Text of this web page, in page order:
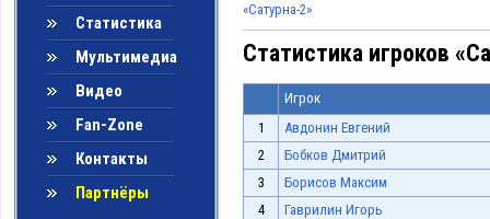
Статистика
Мультимедиа
Видео
Fan-Zone
Контакты
Партнёры
«Сатурна-2»
Статистика игроков
Игрок
1
Авдонин Евгений
2
Бобков Дмитрий
3
Борисов Максим
4
Гаврилин Игорь